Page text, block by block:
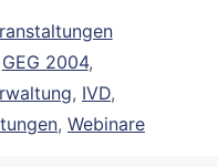
GEG 2004,
, IVD,
, Webinare